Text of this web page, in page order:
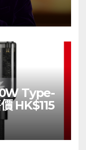
Type-
HK$115